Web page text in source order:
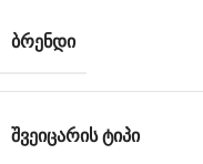
ᲑᲠᲔᲜᲓᲘ
ᲨᲕᲔᲘᲪᲐᲠᲘᲡ ᲢᲘᲞᲘ